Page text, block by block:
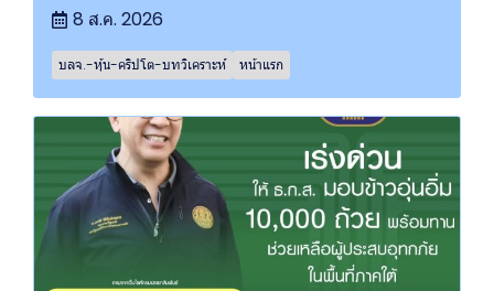
8 ส.ค. 2026
บลจ.-หุ้น-คริปโต-บทวิเคราะห์ หน้าแรก